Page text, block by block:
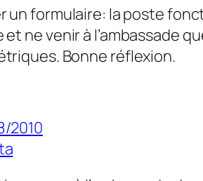
un formulaire: la poste
et ne venir à l’ambassade
Bonne réflexion.
2010